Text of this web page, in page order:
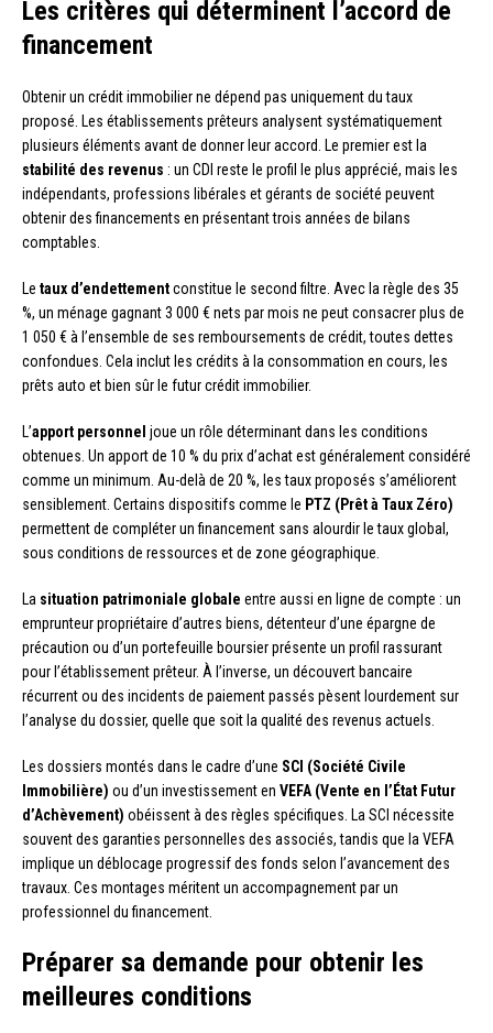
Les critères qui déterminent l’accord de
financement
Obtenir un crédit immobilier ne dépend pas uniquement du taux
proposé. Les établissements prêteurs analysent systématiquement
plusieurs éléments avant de donner leur accord. Le premier est la
stabilité des revenus : un CDI reste le profil le plus apprécié, mais les
indépendants, professions libérales et gérants de société peuvent
obtenir des financements en présentant trois années de bilans
comptables.
Le taux d’endettementconstitue le second filtre. Avec la règle des 35
%, un ménage gagnant 3 000 € nets par mois ne peut consacrer plus de
1 050 € à l’ensemble de ses remboursements de crédit, toutes dettes
confondues. Cela inclut les crédits à la consommation en cours, les
prêts auto et bien sûr le futur crédit immobilier.
L’apport personnel joue un rôle déterminant dans les conditions
obtenues. Un apport de 10 % du prix d’achat est généralement considéré
comme un minimum. Au-delà de 20 %, les taux proposés s’améliorent
sensiblement. Certains dispositifs comme le PTZ (Prêt à Taux Zéro)
permettent de compléter un financement sans alourdir le taux global,
sous conditions de ressources et de zone géographique.
La situation patrimoniale globale entre aussi en ligne de compte : un
emprunteur propriétaire d’autres biens, détenteur d’une épargne de
précaution ou d’un portefeuille boursier présente un profil rassurant
pour l’établissement prêteur. À l’inverse, un découvert bancaire
récurrent ou des incidents de paiement passés pèsent lourdement sur
l’analyse du dossier, quelle que soit la qualité des revenus actuels.
Les dossiers montés dans le cadre d’une SCI (Société Civile
Immobilière) ou d’un investissement en VEFA (Vente en l’État Futur
d’Achèvement) obéissent à des règles spécifiques. La SCI nécessite
souvent des garanties personnelles des associés, tandis que la VEFA
implique un déblocage progressif des fonds selon l’avancement des
travaux. Ces montages méritent un accompagnement par un
professionnel du financement.
Préparer sa demande pour obtenir les
meilleures conditions